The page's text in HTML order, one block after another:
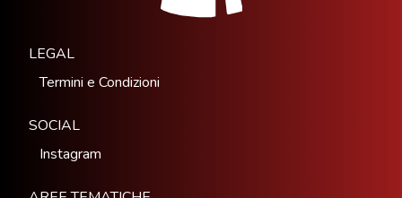
LEGAL
Termini e Condizioni
SOCIAL
Instagram